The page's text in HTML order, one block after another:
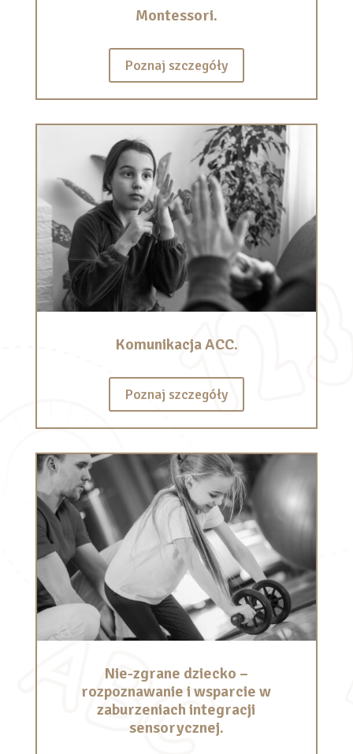
Montessori.
Poznaj szczegóły
Komunikacja ACC.
Poznaj szczegóły
Nie-zgrane dziecko –
rozpoznawanie i wsparcie w
zaburzeniach integracji
sensorycznej.